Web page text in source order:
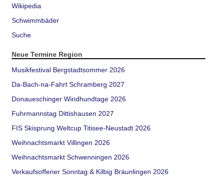
Wikipedia
Schwimmbäder
Suche
Neue Termine Region
Musikfestival Bergstadtsommer 2026
Da-Bach-na-Fahrt Schramberg 2027
Donaueschinger Windhundtage 2026
Fuhrmannstag Dittishausen 2027
FIS Skisprung Weltcup Titisee-Neustadt 2026
Weihnachtsmarkt Villingen 2026
Weihnachtsmarkt Schwenningen 2026
Verkaufsoffener Sonntag & Kilbig Bräunlingen 2026